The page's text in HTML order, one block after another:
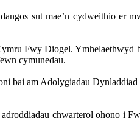
sut mae’n cydweithio er
Fwy Diogel. Ymhelaethwyd
cymunedau.
bai am Adolygiadau
chwarterol ohono i